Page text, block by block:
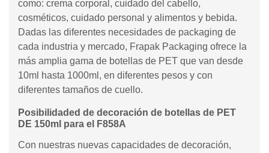
como: crema corporal, cuidado del cabello,
cosméticos, cuidado personal y alimentos y bebida.
Dadas las diferentes necesidades de packaging de
cada industria y mercado, Frapak Packaging ofrece la
más amplia gama de botellas de PET que van desde
10ml hasta 1000ml, en diferentes pesos y con
diferentes tamaños de cuello.
Posibilidaded de decoración de botellas de PET
DE 150ml para el F858A
Con nuestras nuevas capacidades de decoración,